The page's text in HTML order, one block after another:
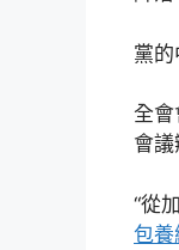
黨
全會
會
“從
包養